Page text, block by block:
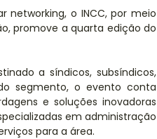
o INCC, por meio
promove a quarta edição do
a síndicos, subsíndicos,
segmento, o evento conta
e soluções inovadoras
em administração
para a área.